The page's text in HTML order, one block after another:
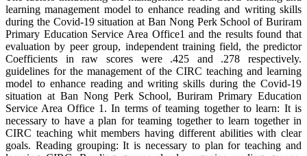
learning management model to enhance reading and writing skills
during the Covid-19 situation at Ban Nong Perk School of Buriram
Primary Education Service Area Office1 and the results found that
evaluation by peer group, independent training field, the predictor
Coefficients in raw scores were .425 and .278 respectively.
guidelines for the management of the CIRC teaching and learning
model to enhance reading and writing skills during the Covid-19
situation at Ban Nong Perk School, Buriram Primary Education
Service Area Office 1. In terms of teaming together to learn: It is
necessary to have a plan for teaming together to learn together in
CIRC teaching whit members having different abilities with clear
goals. Reading grouping: It is necessary to plan for teaching and